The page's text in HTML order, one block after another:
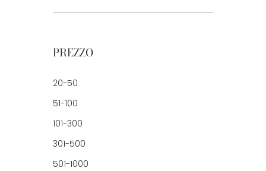
PREZZO
20-50
51-100
101-300
301-500
501-1000